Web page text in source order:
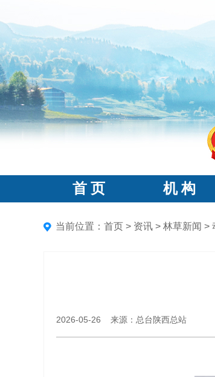
首 页 机 构
当前位置： 首页 > 资讯 > 林草新闻 >
2026-05-26 来源：总台陕西总站